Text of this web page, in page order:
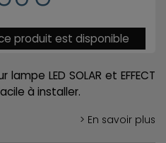
produit est disponible
LED SOLAR et EFFECT
à installer.
> En savoir plus